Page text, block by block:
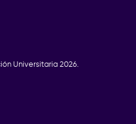
Universitaria 2026.